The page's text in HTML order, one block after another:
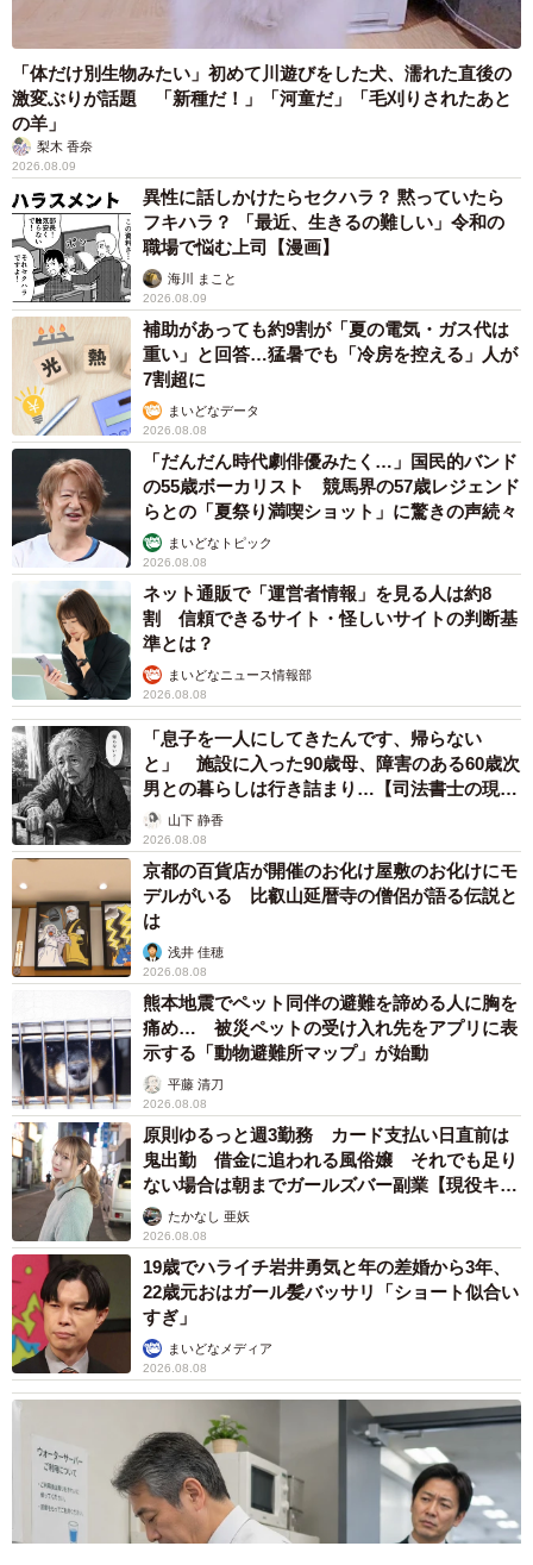
「体だけ別生物みたい」初めて川遊びをした犬、濡れた直後の
激変ぶりが話題 「新種だ！」「河童だ」「毛刈りされたあと
の羊」
梨木 香奈
2026.08.09
異性に話しかけたらセクハラ？ 黙っていたら
フキハラ？ 「最近、生きるの難しい」令和の
職場で悩む上司【漫画】
海川 まこと
2026.08.09
補助があっても約9割が「夏の電気・ガス代は
重い」と回答…猛暑でも「冷房を控える」人が
7割超に
まいどなデータ
2026.08.08
「だんだん時代劇俳優みたく…」国民的バンド
の55歳ボーカリスト 競馬界の57歳レジェンド
らとの「夏祭り満喫ショット」に驚きの声続々
まいどなトピック
2026.08.08
ネット通販で「運営者情報」を見る人は約8
割 信頼できるサイト・怪しいサイトの判断基
準とは？
まいどなニュース情報部
2026.08.08
「息子を一人にしてきたんです、帰らない
と」 施設に入った90歳母、障害のある60歳次
男との暮らしは行き詰まり…【司法書士の現場
から】山下 静香
2026.08.08
京都の百貨店が開催のお化け屋敷のお化けにモ
デルがいる 比叡山延暦寺の僧侶が語る伝説と
は
浅井 佳穂
2026.08.08
熊本地震でペット同伴の避難を諦める人に胸を
痛め… 被災ペットの受け入れ先をアプリに表
示する「動物避難所マップ」が始動
平藤 清刀
2026.08.08
原則ゆるっと週3勤務 カード支払い日直前は
鬼出勤 借金に追われる風俗嬢 それでも足り
ない場合は朝までガールズバー副業【現役キャ
ストに取材】
たかなし 亜妖
2026.08.08
19歳でハライチ岩井勇気と年の差婚から3年、
22歳元おはガール髪バッサリ「ショート似合い
すぎ」
まいどなメディア
2026.08.08